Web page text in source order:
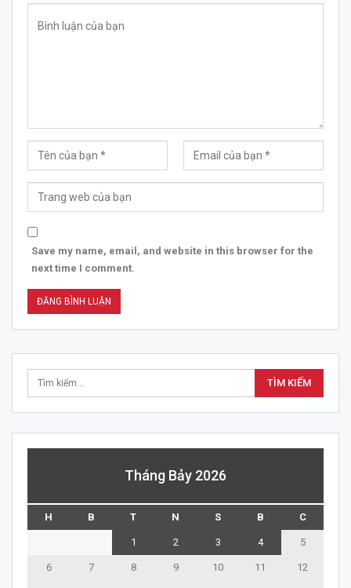
Save my name, email, and website in this browser for the
next time I comment.
Tháng Bảy 2026
H B T N S B C
1 2 3 4 5
6 7 8 9 10 11 12